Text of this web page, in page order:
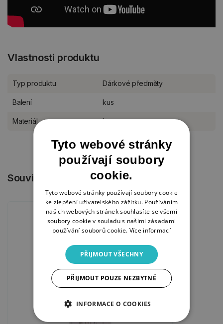
Vlastnosti produktu
Typ produktu Dárkové předměty
Balení kus
Materiál kov
Související produkty
Tyto webové stránky
používají soubory
cookie.
Tyto webové stránky používají soubory cookie
ke zlepšení uživatelského zážitku. Používáním
našich webových stránek souhlasíte se všemi
soubory cookie v souladu s našimi zásadami
používání souborů cookie. Více informací
PŘIJMOUT VŠECHNY
PŘIJMOUT POUZE NEZBYTNÉ
INFORMACE O COOKIES